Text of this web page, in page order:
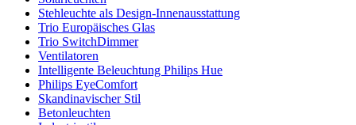
Stehleuchte als Design-Innenausstattung
Trio Europäisches Glas
Trio SwitchDimmer
Ventilatoren
Intelligente Beleuchtung Philips Hue
Philips EyeComfort
Skandinavischer Stil
Betonleuchten